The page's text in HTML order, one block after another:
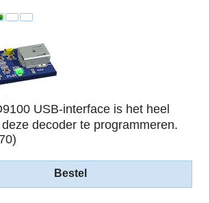
USB-interface is het heel
decoder te programmeren.
)
Bestel